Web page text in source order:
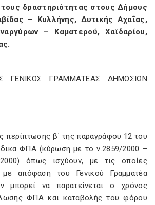
τους δραστηριότητας στους Δήμους
– Κυλλήνης, Δυτικής Αχαΐας,
– Καματερού, Χαϊδαρίου,
ΓΕΝΙΚΟΣ ΓΡΑΜΜΑΤΕΑΣ ΔΗΜΟΣΙΩΝ
περίπτωσης β΄ της παραγράφου 12 του
ΦΠΑ (κύρωση με το ν.2859/2000 –
όπως ισχύουν, με τις οποίες
με απόφαση του Γενικού Γραμματέα
μπορεί να παρατείνεται ο χρόνος
ΦΠΑ και καταβολής του φόρου